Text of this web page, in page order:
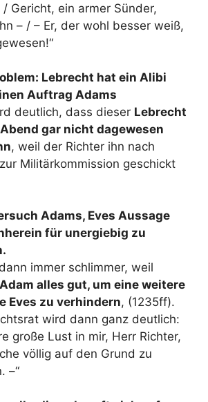
Gericht, ein armer Sünder,
– / – Er, der wohl besser weiß,
Lebrecht hat ein Alibi
Auftrag Adams
deutlich, dass dieser Lebrecht
gar nicht dagewesen
, weil der Richter ihn nach
Militärkommission geschickt
Adams, Eves Aussage
für unergiebig zu
immer schlimmer, weil
alles gut, um eine weitere
Eves zu verhindern, (1235ff).
wird dann ganz deutlich:
große Lust in mir, Herr Richter,
völlig auf den Grund zu
–“